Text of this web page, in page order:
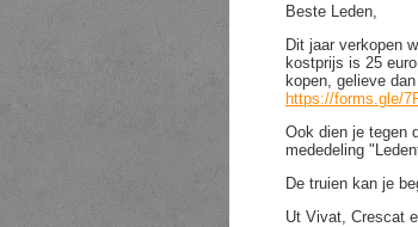
Beste Leden,
Dit jaar verkopen
kostprijs is 25
kopen, gelieve
https://forms.gle/
Ook dien je tegen
mededeling
De truien kan je
Ut Vivat, Crescat